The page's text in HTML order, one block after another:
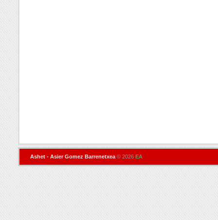
Ashet - Asier Gomez Barrenetxea © 2026 EA